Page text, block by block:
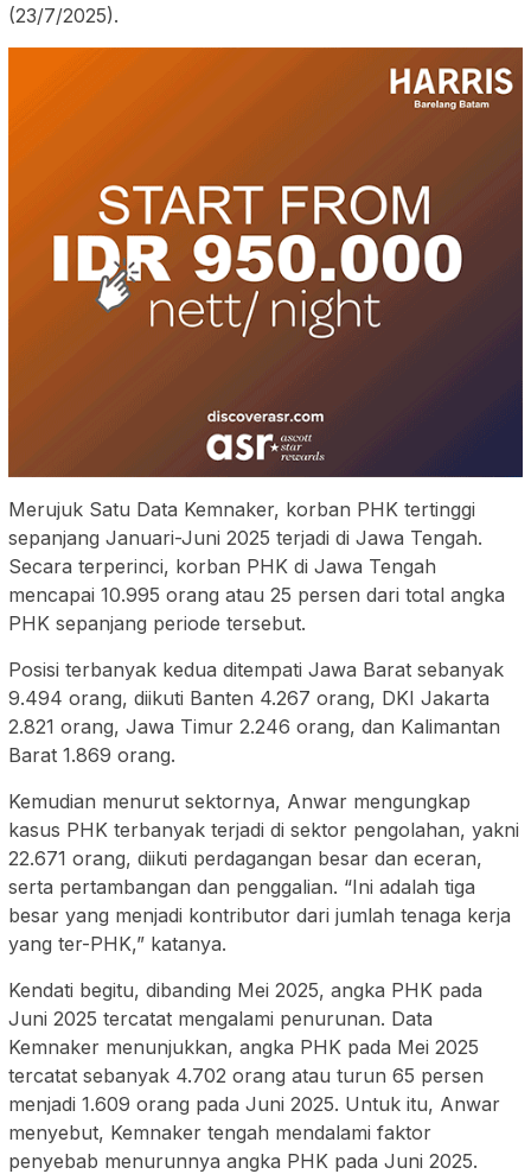
(23/7/2025).
Merujuk Satu Data Kemnaker, korban PHK tertinggi
sepanjang Januari-Juni 2025 terjadi di Jawa Tengah.
Secara terperinci, korban PHK di Jawa Tengah
mencapai 10.995 orang atau 25 persen dari total angka
PHK sepanjang periode tersebut.
Posisi terbanyak kedua ditempati Jawa Barat sebanyak
9.494 orang, diikuti Banten 4.267 orang, DKI Jakarta
2.821 orang, Jawa Timur 2.246 orang, dan Kalimantan
Barat 1.869 orang.
Kemudian menurut sektornya, Anwar mengungkap
kasus PHK terbanyak terjadi di sektor pengolahan, yakni
22.671 orang, diikuti perdagangan besar dan eceran,
serta pertambangan dan penggalian. “Ini adalah tiga
besar yang menjadi kontributor dari jumlah tenaga kerja
yang ter-PHK,” katanya.
Kendati begitu, dibanding Mei 2025, angka PHK pada
Juni 2025 tercatat mengalami penurunan. Data
Kemnaker menunjukkan, angka PHK pada Mei 2025
tercatat sebanyak 4.702 orang atau turun 65 persen
menjadi 1.609 orang pada Juni 2025. Untuk itu, Anwar
menyebut, Kemnaker tengah mendalami faktor
penyebab menurunnya angka PHK pada Juni 2025.